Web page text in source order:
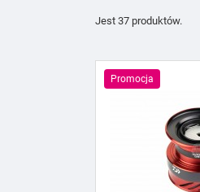
Jest 37 produktów.
Promocja